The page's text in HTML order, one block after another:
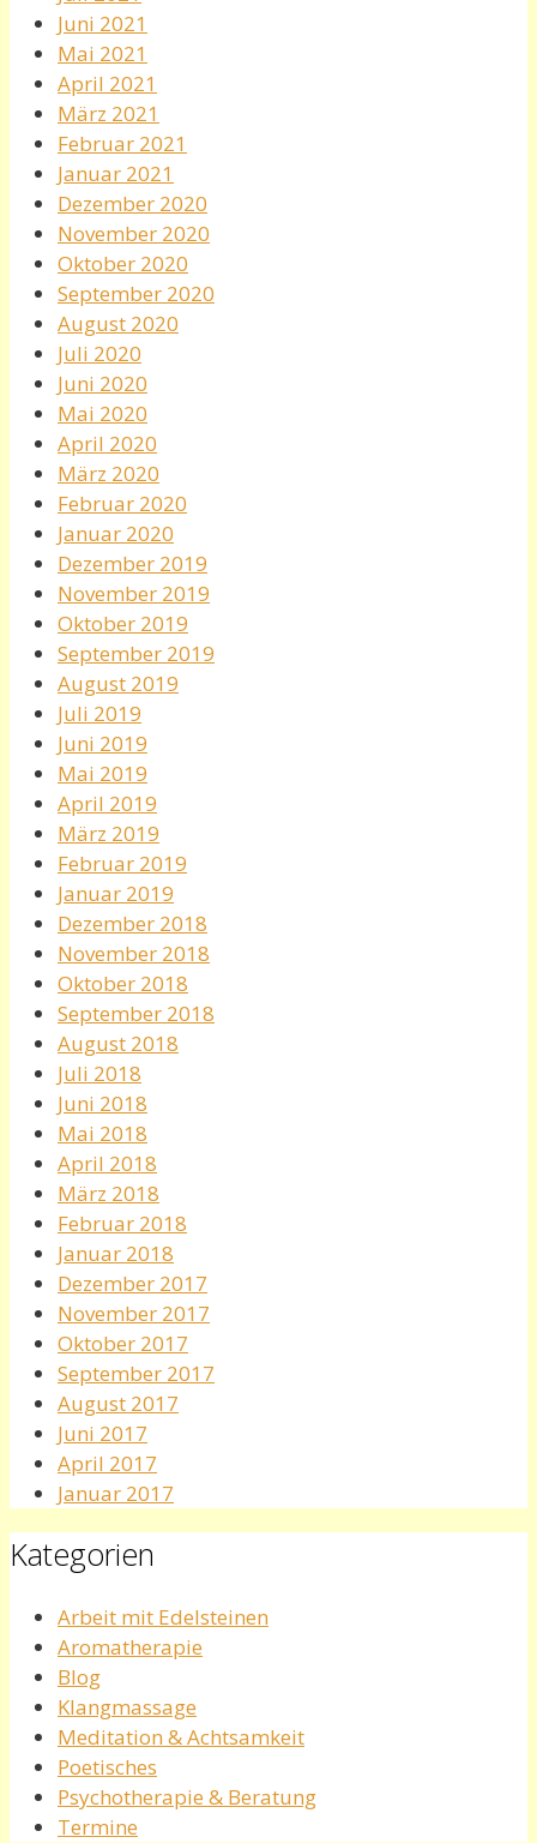
Juni 2021
Mai 2021
April 2021
März 2021
Februar 2021
Januar 2021
Dezember 2020
November 2020
Oktober 2020
September 2020
August 2020
Juli 2020
Juni 2020
Mai 2020
April 2020
März 2020
Februar 2020
Januar 2020
Dezember 2019
November 2019
Oktober 2019
September 2019
August 2019
Juli 2019
Juni 2019
Mai 2019
April 2019
März 2019
Februar 2019
Januar 2019
Dezember 2018
November 2018
Oktober 2018
September 2018
August 2018
Juli 2018
Juni 2018
Mai 2018
April 2018
März 2018
Februar 2018
Januar 2018
Dezember 2017
November 2017
Oktober 2017
September 2017
August 2017
Juni 2017
April 2017
Januar 2017
Kategorien
Arbeit mit Edelsteinen
Aromatherapie
Blog
Klangmassage
Meditation & Achtsamkeit
Poetisches
Psychotherapie & Beratung
Termine